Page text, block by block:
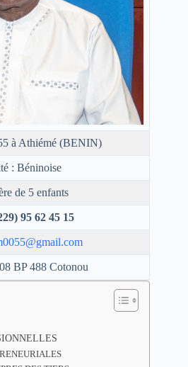
à Athiémé (BENIN)
: Béninoise
de 5 enfants
95 62 45 15
BP 488 Cotonou